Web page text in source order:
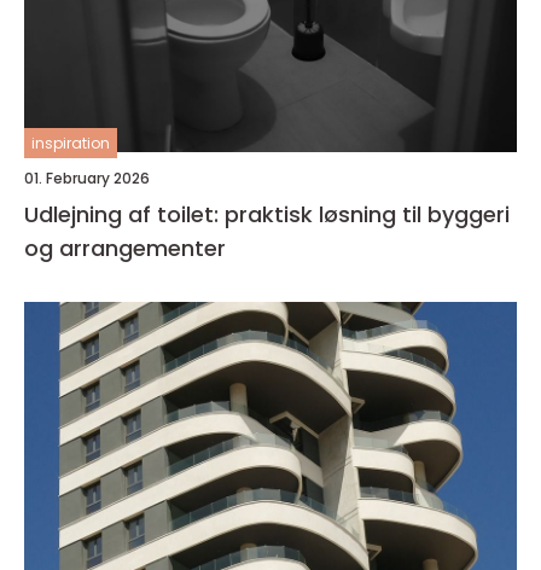
inspiration
01. February 2026
Udlejning af toilet: praktisk løsning til byggeri
og arrangementer